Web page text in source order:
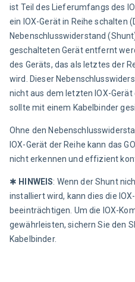
ist Teil des Lieferumfangs des
ein IOX-Gerät in Reihe schalten
Nebenschlusswiderstand
geschalteten Gerät entfernt
des Geräts, das als letztes der
wird. Dieser
nicht aus dem letzten IOX-
sollte mit einem Kabelbinder
Ohne den
IOX-Gerät der Reihe kann das
nicht erkennen und effizient
✱ HINWEIS: Wenn der Shunt
installiert wird, kann dies die
beeinträchtigen. Um die IOX-
gewährleisten, sichern Sie den
Kabelbinder.